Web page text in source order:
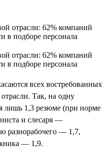
всех востребованных
Так, на одну
лишь 1,3 резюме (при норме
и слесаря —
разнорабочего — 1,7,
— 1,9.